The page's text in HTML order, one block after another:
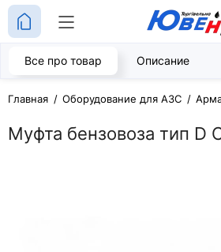
Главная Оборудование для АЗС
Муфта бензовоза тип D
Все про товар Описание